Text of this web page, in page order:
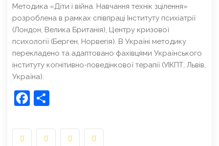
Методика «Діти і війна. Навчання технік зцілення»
розроблена в рамках співпраці Інституту психіатрії
(Лондон, Велика Британія), Центру кризової
психології (Берген, Норвегія). В Україні методику
перекладено та адаптовано фахівцями Українського
інституту когнітивно-поведінкової терапії (УІКПТ, Львів,
Україна).
Facebook